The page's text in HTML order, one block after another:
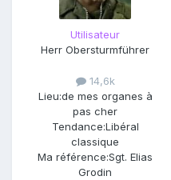
Utilisateur
Herr Obersturmführer
14,6k
Lieu:de mes organes à
pas cher
Tendance:Libéral
classique
Ma référence:Sgt. Elias
Grodin